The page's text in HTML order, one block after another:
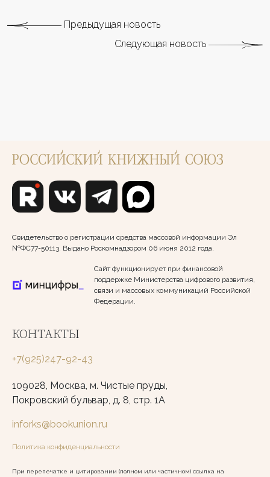
Предыдущая новость
Следующая новость
Свидетельство о регистрации средства массовой информации Эл
№ФС77-50113. Выдано Роскомнадзором 06 июня 2012 года.
Сайт функционирует при финансовой
поддержке Министерства цифрового развития,
связи и массовых коммуникаций Российской
Федерации.
КОНТАКТЫ
+7(925)247-92-43
109028, Москва, м. Чистые пруды,
Покровский бульвар, д. 8, стр. 1А
inforks@bookunion.ru
Политика конфиденциальности
При перепечатке и цитировании (полном или частичном) ссылка на